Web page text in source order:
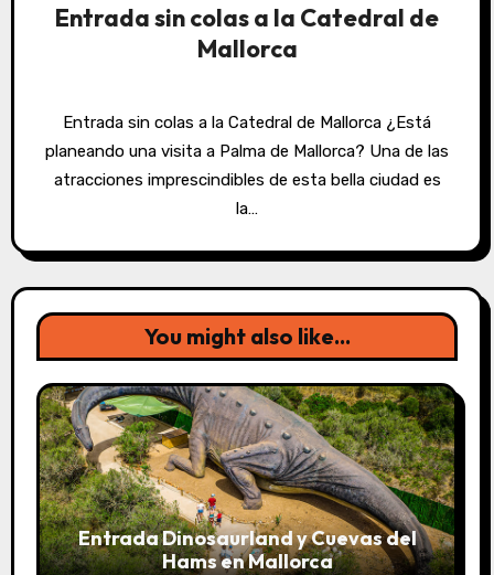
Entrada sin colas a la Catedral de
Mallorca
Entrada sin colas a la Catedral de Mallorca ¿Está
planeando una visita a Palma de Mallorca? Una de las
atracciones imprescindibles de esta bella ciudad es
la…
You might also like...
Entrada Dinosaurland y Cuevas del
Hams en Mallorca